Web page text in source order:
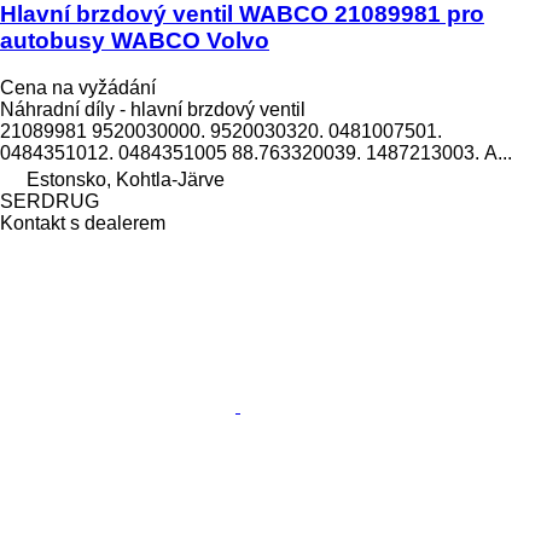
Hlavní brzdový ventil WABCO 21089981 pro
autobusy WABCO Volvo
Cena na vyžádání
Náhradní díly - hlavní brzdový ventil
21089981 9520030000. 9520030320. 0481007501.
0484351012. 0484351005 88.763320039. 1487213003. А...
Estonsko, Kohtla-Järve
SERDRUG
Kontakt s dealerem